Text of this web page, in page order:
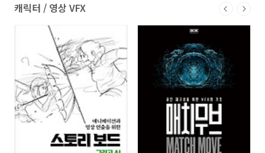
캐릭터 / 영상 VFX